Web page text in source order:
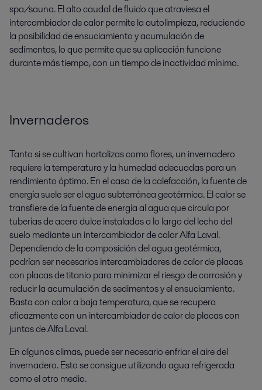
spa/sauna. El alto caudal de fluido que atraviesa el
intercambiador de calor permite la autolimpieza, reduciendo
la posibilidad de ensuciamiento y acumulación de
sedimentos, lo que permite que su aplicación funcione
durante más tiempo, con un tiempo de inactividad mínimo.
Invernaderos
Tanto si se cultivan hortalizas como flores, un invernadero
requiere la temperatura y la humedad adecuadas para un
rendimiento óptimo. En el caso de la calefacción, la fuente de
energía suele ser el agua subterránea geotérmica. El calor se
transfiere de la fuente de energía al agua que circula por
tuberías de acero dulce instaladas a lo largo del lecho del
suelo mediante un intercambiador de calor Alfa Laval.
Dependiendo de la composición del agua geotérmica,
podrían ser necesarios intercambiadores de calor de placas
con placas de titanio para minimizar el riesgo de corrosión y
reducir la acumulación de sedimentos y el ensuciamiento.
Basta con calor a baja temperatura, que se recupera
eficazmente con un intercambiador de calor de placas con
juntas de Alfa Laval.
En algunos climas, puede ser necesario enfriar el aire del
invernadero. Esto se consigue utilizando agua refrigerada
como el otro medio.